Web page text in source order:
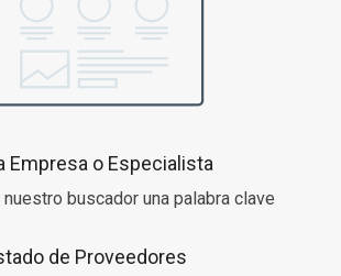
Empresa o Especialista
buscador una palabra clave
de Proveedores